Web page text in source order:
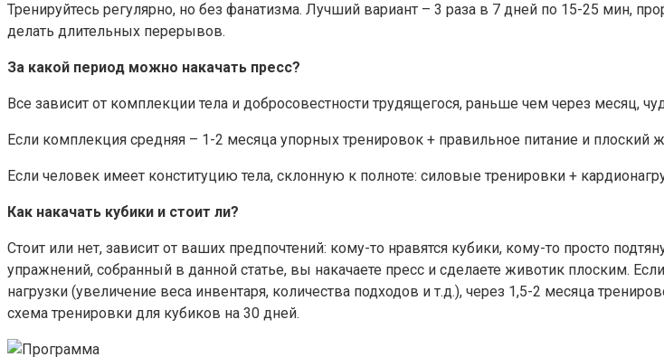
Тренируйтесь регулярно, но без фанатизма. Лучший вариант – 3 раза в 7 дней по 15-25 мин,
делать длительных перерывов.
За какой период можно накачать пресс?
Все зависит от комплекции тела и добросовестности трудящегося, раньше чем через месяц,
Если комплекция средняя – 1-2 месяца упорных тренировок + правильное питание и плоский
Если ­­­­человек имеет конституцию тела, склонную к полноте: силовые тренировки +
Как накачать кубики и стоит ли?
Стоит или нет, зависит от ваших предпочтений: кому-то нравятся кубики, кому-то просто
упражнений, собранный в данной статье, вы накачаете пресс и сделаете животик плоским.
нагрузки (увеличение веса инвентаря, количества подходов и т.д.), через 1,5-2 месяца
схема тренировки для кубиков на 30 дней.